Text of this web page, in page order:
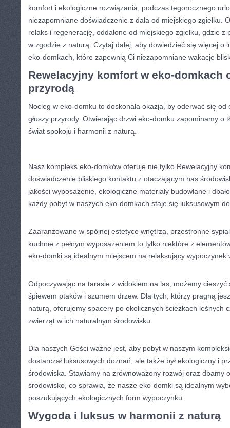
komfort i ‌ekologiczne rozwiązania,⁣ podczas⁤ tegorocznego
‌niezapomniane doświadczenie z dala od⁢ miejskiego zgiełku.
relaks i regenerację, oddalone od ‌miejskiego⁤ zgiełku, ​gdzie z
w zgodzie z naturą. Czytaj‌ dalej, aby dowiedzieć się więcej o
eko-domkach,⁤ które zapewnią Ci niezapomniane ⁤wakacje
Rewelacyjny komfort w eko-domkach
przyrodą
Nocleg ⁢w eko-domku to doskonała okazja, by oderwać ⁤się​
‍głuszy przyrody. ‌Otwierając drzwi eko-domku ⁤zapominamy o
świat spokoju i harmonii z naturą.
Nasz⁢ kompleks eko-domków ⁣oferuje⁢ nie tylko Rewelacyjny
doświadczenie​ bliskiego kontaktu z otaczającym nas⁤
jakości wyposażenie, ekologiczne materiały budowlane i
każdy pobyt w ⁤naszych eko-domkach staje się ‌luksusowym
Zaaranżowane w spójnej estetyce wnętrza, przestronne
kuchnie z pełnym wyposażeniem to tylko niektóre z
eko-domki⁢ są idealnym miejscem⁤ na relaksujący wypoczynek
Odpoczywając ⁢na ‍tarasie z⁤ widokiem ‌na las, możemy
‌śpiewem ptaków i szumem drzew. Dla tych, którzy pragną
naturą, oferujemy spacery po‍ okolicznych ścieżkach leśnych
zwierząt​ w‌ ich naturalnym środowisku.
Dla⁣ naszych Gości ważne jest, aby ‍pobyt w⁤ naszym
dostarczał ⁤luksusowych doznań, ale także był⁣ ekologiczny i
środowiska. Stawiamy‍ na ⁤zrównoważony rozwój oraz dbamy
środowisko, co sprawia, że‌ nasze eko-domki są idealnym
poszukujących ekologicznych⁣ form wypoczynku.
Wygoda i luksus w harmonii⁢ z naturą